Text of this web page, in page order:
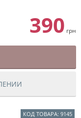
390 грн
КОД ТОВАРА: 9145